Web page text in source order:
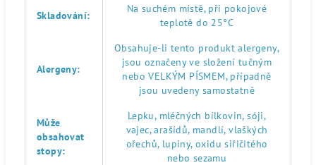
Skladování:
Na suchém místě, při pokojové
teplotě do 25°C
Alergeny:
Obsahuje-li tento produkt alergeny,
jsou označeny ve složení tučným
nebo VELKÝM PÍSMEM, případně
jsou uvedeny samostatně
Může
obsahovat
stopy:
Lepku, mléčných bílkovin, sóji,
vajec, arašídů, mandlí, vlaškých
ořechů, lupiny, oxidu siřičitého
nebo sezamu